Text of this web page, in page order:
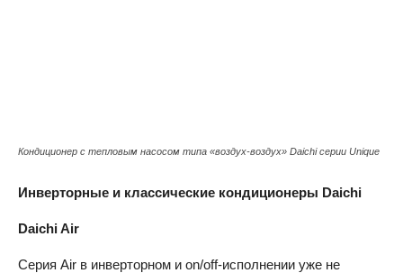
Кондиционер с тепловым насосом типа «воздух-воздух» Daichi серии Unique
Инверторные и классические кондиционеры Daichi
DaichiAir
Серия Air в инверторном и on/off-исполнении уже не